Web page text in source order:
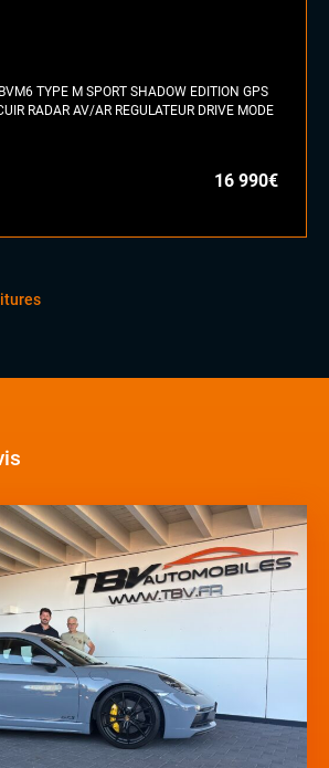
TYPE M SPORT SHADOW EDITION GPS
RADAR AV/AR REGULATEUR DRIVE MODE
16 990€